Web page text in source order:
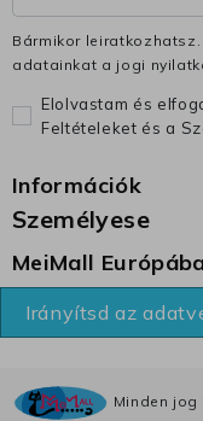
Bármikor
adatainkat a jogi
Elolvastam és
Feltételeket és a
Információk
Személyese
MeiMall
Irányítsd az
Minden